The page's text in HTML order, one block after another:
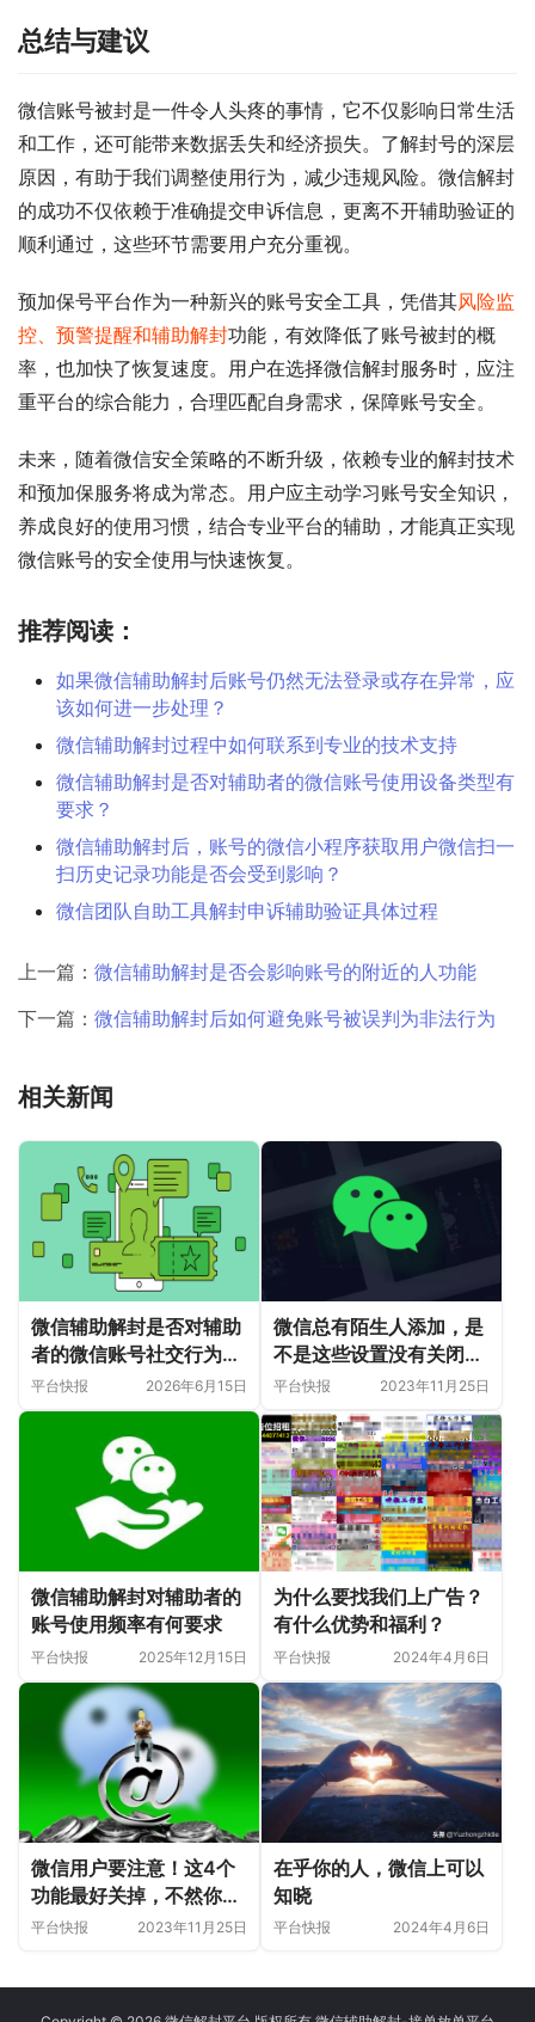
总结与建议
微信账号被封是一件令人头疼的事情，它不仅影响日常生活
和工作，还可能带来数据丢失和经济损失。了解封号的深层
原因，有助于我们调整使用行为，减少违规风险。微信解封
的成功不仅依赖于准确提交申诉信息，更离不开辅助验证的
顺利通过，这些环节需要用户充分重视。
预加保号平台作为一种新兴的账号安全工具，凭借其风险监
控、预警提醒和辅助解封功能，有效降低了账号被封的概
率，也加快了恢复速度。用户在选择微信解封服务时，应注
重平台的综合能力，合理匹配自身需求，保障账号安全。
未来，随着微信安全策略的不断升级，依赖专业的解封技术
和预加保服务将成为常态。用户应主动学习账号安全知识，
养成良好的使用习惯，结合专业平台的辅助，才能真正实现
微信账号的安全使用与快速恢复。
推荐阅读：
如果微信辅助解封后账号仍然无法登录或存在异常，应
该如何进一步处理？
微信辅助解封过程中如何联系到专业的技术支持
微信辅助解封是否对辅助者的微信账号使用设备类型有
要求？
微信辅助解封后，账号的微信小程序获取用户微信扫一
扫历史记录功能是否会受到影响？
微信团队自助工具解封申诉辅助验证具体过程
上一篇： 微信辅助解封是否会影响账号的附近的人功能
下一篇： 微信辅助解封后如何避免账号被误判为非法行为
相关新闻
微信辅助解封是否对辅助
者的微信账号社交行为和
影响力有要求？
平台快报 2026年6月15日
微信总有陌生人添加，是
不是这些设置没有关闭？
赶紧设置一下吧
平台快报 2023年11月25日
微信辅助解封对辅助者的
账号使用频率有何要求
平台快报 2025年12月15日
为什么要找我们上广告？
有什么优势和福利？
平台快报 2024年4月6日
微信用户要注意！这4个
功能最好关掉，不然你可
能会被“监视”！
平台快报 2023年11月25日
在乎你的人，微信上可以
知晓
平台快报 2024年4月6日